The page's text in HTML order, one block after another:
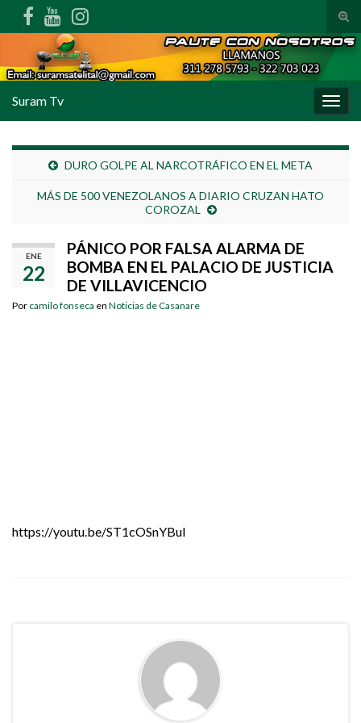
Suram Tv
DURO GOLPE AL NARCOTRÁFICO EN EL META
MÁS DE 500 VENEZOLANOS A DIARIO CRUZAN HATO
COROZAL
ENE
22
PÁNICO POR FALSA ALARMA DE
BOMBA EN EL PALACIO DE JUSTICIA
DE VILLAVICENCIO
Por camilo fonseca en Noticias de Casanare
https://youtu.be/ST1cOSnYBuI